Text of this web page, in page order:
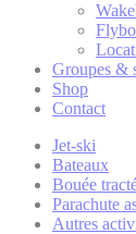
Groupes &
Shop
Contact
Jet-ski
Bateaux
Bouée
Parachute
Autres